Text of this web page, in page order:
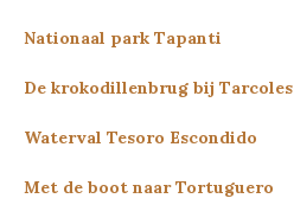
Nationaal park Tapanti
De krokodillenbrug bij Tarcoles
Waterval Tesoro Escondido
Met de boot naar Tortuguero